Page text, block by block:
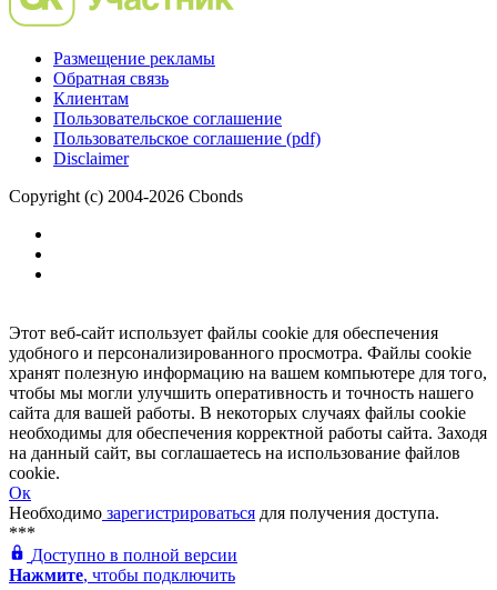
Размещение рекламы
Обратная связь
Клиентам
Пользовательское соглашение
Пользовательское соглашение (pdf)
Disclaimer
Copyright (c) 2004-2026 Cbonds
Этот веб-сайт использует файлы cookie для обеспечения
удобного и персонализированного просмотра. Файлы cookie
хранят полезную информацию на вашем компьютере для того,
чтобы мы могли улучшить оперативность и точность нашего
сайта для вашей работы. В некоторых случаях файлы cookie
необходимы для обеспечения корректной работы сайта. Заходя
на данный сайт, вы соглашаетесь на использование файлов
cookie.
Ок
Необходимо зарегистрироваться для получения доступа.
***
Доступно в полной версии
Нажмите, чтобы подключить